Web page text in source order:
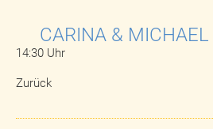
CARINA & MICHAEL
14:30 Uhr
Zurück